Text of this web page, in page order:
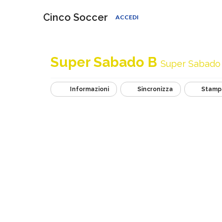
Cinco Soccer ACCEDI
Super Sabado B Super Sabado
Informazioni Sincronizza